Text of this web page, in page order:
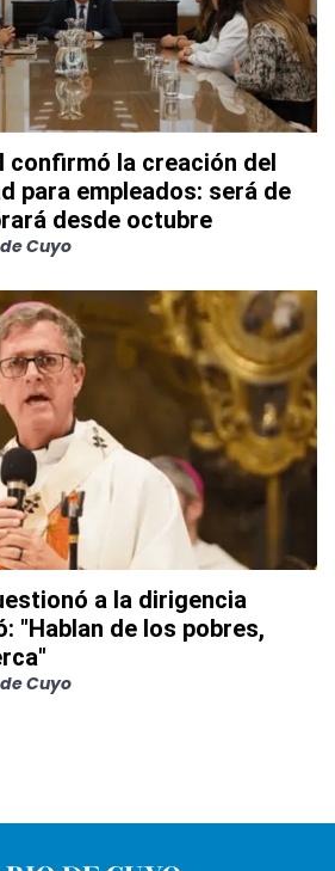
confirmó la creación del
para empleados: será de
desde octubre
Cuyo
a la dirigencia
"Hablan de los pobres,
Cuyo